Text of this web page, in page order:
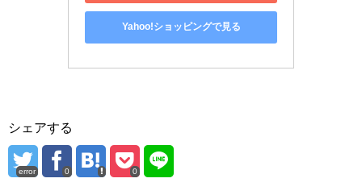
Yahoo!ショッピングで見る
シェアする
error 0 0